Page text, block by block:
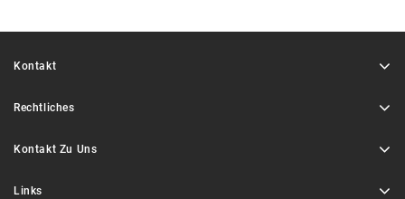
Kontakt
Rechtliches
Kontakt Zu Uns
Links